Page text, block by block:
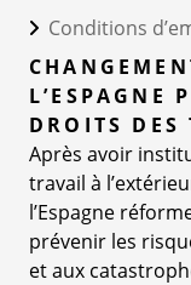
Conditions
L’ESPAGNE
DROITS DES
Après avoir
travail à
l’Espagne
prévenir les
et aux